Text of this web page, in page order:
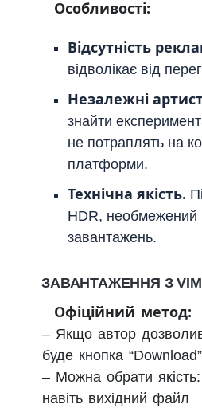
Особливості:
Відсутність
відволікає від
Незалежні
знайти
не потраплять на
платформи.
Технічна якість.
HDR, необмежений
завантажень.
ЗАВАНТАЖЕННЯ З
Офіційний метод:
– Якщо автор
буде кнопка “Download”
– Можна обрати
навіть вихідний файл